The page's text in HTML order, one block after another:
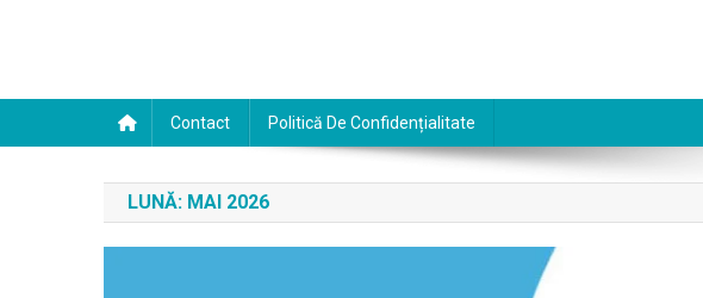
Contact Politică De Confidențialitate
LUNĂ: MAI 2026